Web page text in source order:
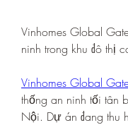
Vinhomes Global
ninh trong khu đô thị
Vinhomes Global
thống an ninh tối tân
Nội. Dự án đang thu